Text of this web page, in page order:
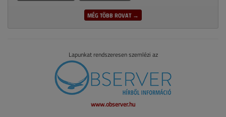
MÉG TÖBB ROVAT →
Lapunkat rendszeresen szemlézi az
www.observer.hu